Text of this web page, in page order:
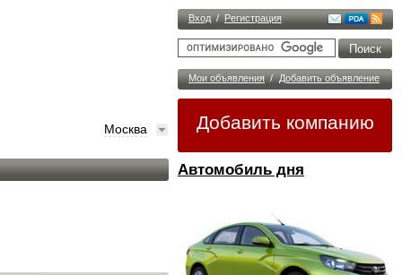
Вход / Регистрация
Мои объявления / Добавить объявление
Добавить компанию
Автомобиль дня
Москва